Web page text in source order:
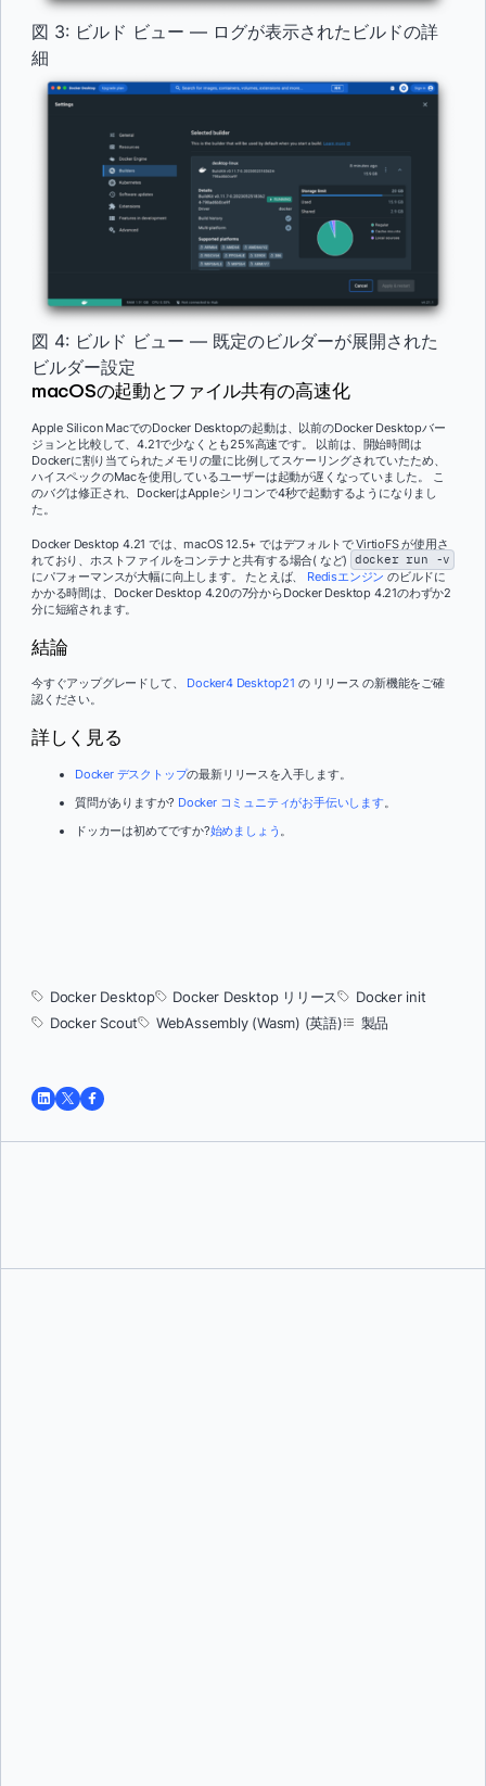
図 3: ビルド ビュー — ログが表示されたビルドの詳
細
図 4: ビルド ビュー — 既定のビルダーが展開された
ビルダー設定
macOSの起動とファイル共有の高速化
Apple Silicon MacでのDocker Desktopの起動は、以前のDocker Desktopバー
ジョンと比較して、4.21で少なくとも25%高速です。 以前は、開始時間は
Dockerに割り当てられたメモリの量に比例してスケーリングされていたため、
ハイスペックのMacを使用しているユーザーは起動が遅くなっていました。 こ
のバグは修正され、DockerはAppleシリコンで4秒で起動するようになりまし
た。
Docker Desktop 4.21 では、macOS 12.5+ ではデフォルトで VirtioFS が使用さ
れており、ホストファイルをコンテナと共有する場合( など) docker run -v
にパフォーマンスが大幅に向上します。 たとえば、 Redisエンジン のビルドに
かかる時間は、Docker Desktop 4.20の7分からDocker Desktop 4.21のわずか2
分に短縮されます。
結論
今すぐアップグレードして、 Docker4 Desktop21 の リリース の新機能をご確
認ください。
詳しく見る
Docker デスクトップの最新リリースを入手します。
質問がありますか? Docker コミュニティがお手伝いします。
ドッカーは初めてですか?始めましょう 。
Docker Desktop Docker Desktop リリース
Docker init
Docker Scout
WebAssembly (Wasm) (英語) 製品